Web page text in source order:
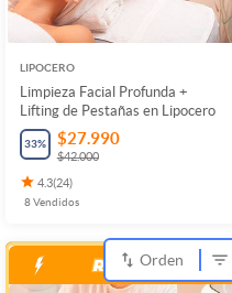
LIPOCERO
Limpieza Facial Profunda +
Lifting de Pestañas en Lipocero
33% $27.990
$42.000
4.3(24)
8Vendidos
Orden